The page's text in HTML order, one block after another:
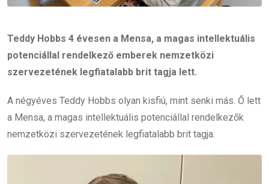
Teddy Hobbs 4 évesen a Mensa, a magas intellektuális
potenciállal rendelkező emberek nemzetközi
szervezetének legfiatalabb brit tagja lett.
A négyéves Teddy Hobbs olyan kisfiú, mint senki más. Ő lett
a Mensa, a magas intellektuális potenciállal rendelkezők
nemzetközi szervezetének legfiatalabb brit tagja.